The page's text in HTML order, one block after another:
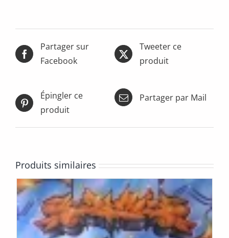
Partager sur
Facebook
Tweeter ce
produit
Épingler ce
produit
Partager par Mail
Produits similaires